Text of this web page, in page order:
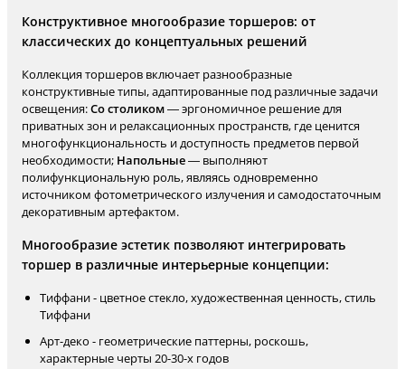
Конструктивное многообразие торшеров: от
классических до концептуальных решений
Коллекция торшеров включает разнообразные
конструктивные типы, адаптированные под различные задачи
освещения:Со столиком— эргономичное решение для
приватных зон и релаксационных пространств, где ценится
многофункциональность и доступность предметов первой
необходимости; Напольные— выполняют
полифункциональную роль, являясь одновременно
источником фотометрического излучения и самодостаточным
декоративным артефактом.
Многообразие эстетик позволяют интегрировать
торшер в различные интерьерные концепции:
Тиффани - цветное стекло, художественная ценность, стиль
Тиффани
Арт-деко - геометрические паттерны, роскошь,
характерные черты 20-30-х годов